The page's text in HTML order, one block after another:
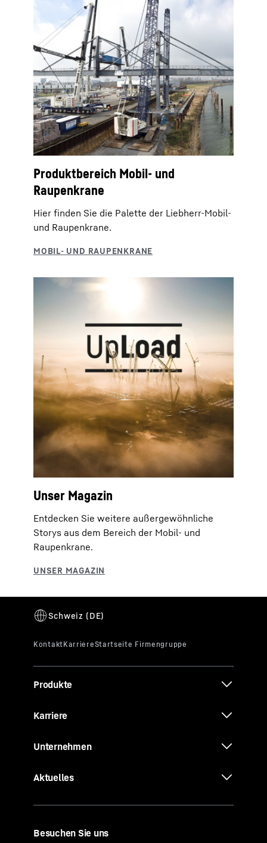
Produktbereich Mobil- und
Raupenkrane
Hier finden Sie die Palette der Liebherr-Mobil-
und Raupenkrane.
Unser Magazin
Entdecken Sie weitere außergewöhnliche
Storys aus dem Bereich der Mobil- und
Raupenkrane.
Produkte
Karriere
Unternehmen
Aktuelles
Besuchen Sie uns